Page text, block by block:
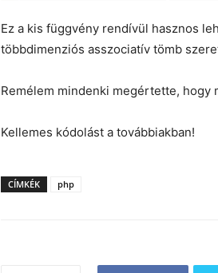
Ez a kis függvény rendívül hasznos
többdimenziós asszociatív tömb
Remélem mindenki megértette, hogy
Kellemes kódolást a továbbiakban!
CÍMKÉK php